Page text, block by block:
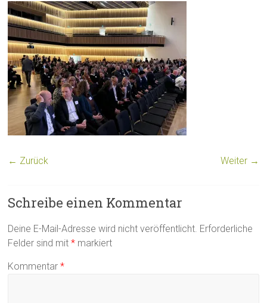
← Zurück Weiter →
Schreibe einen Kommentar
Deine E-Mail-Adresse wird nicht veröffentlicht. Erforderliche
Felder sind mit* markiert
Kommentar*